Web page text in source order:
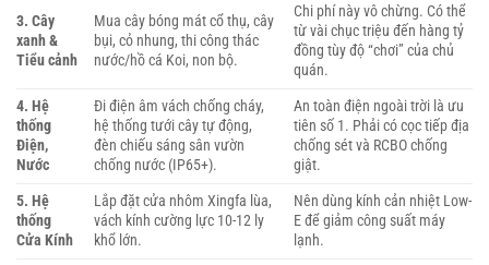
3. Cây
xanh &
Tiểu cảnh
Mua cây bóng mát cổ thụ, cây
bụi, cỏ nhung, thi công thác
nước/hồ cá Koi, non bộ.
Chi phí này vô chừng. Có thể
từ vài chục triệu đến hàng tỷ
đồng tùy độ “chơi” của chủ
quán.
4. Hệ
thống
Điện,
Nước
Đi điện âm vách chống cháy,
hệ thống tưới cây tự động,
đèn chiếu sáng sân vườn
chống nước (IP65+).
An toàn điện ngoài trời là ưu
tiên số 1. Phải có cọc tiếp địa
chống sét và RCBO chống
giật.
5. Hệ
thống
Cửa Kính
Lắp đặt cửa nhôm Xingfa lùa,
vách kính cường lực 10-12 ly
khổ lớn.
Nên dùng kính cản nhiệt Low-
E để giảm công suất máy
lạnh.